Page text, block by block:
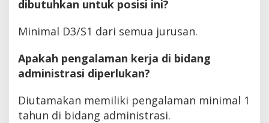
dibutuhkan untuk posisi ini?
Minimal D3/S1 dari semua jurusan.
Apakah pengalaman kerja di bidang
administrasi diperlukan?
Diutamakan memiliki pengalaman minimal 1
tahun di bidang administrasi.